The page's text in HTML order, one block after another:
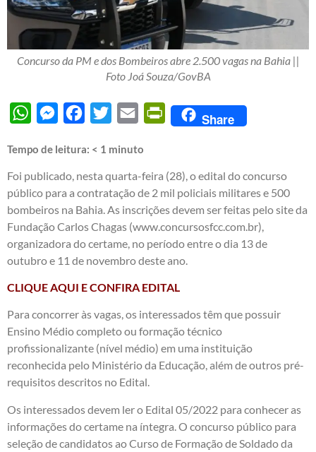
Concurso da PM e dos Bombeiros abre 2.500 vagas na Bahia ||
Foto Joá Souza/GovBA
WhatsAppMessengerFacebook
Twitter Email PrintFriendly
Share
Tempo de leitura: < 1 minuto
Foi publicado, nesta quarta-feira (28), o edital do concurso
público para a contratação de 2 mil policiais militares e 500
bombeiros na Bahia. As inscrições devem ser feitas pelo site da
Fundação Carlos Chagas (www.concursosfcc.com.br),
organizadora do certame, no período entre o dia 13 de
outubro e 11 de novembro deste ano.
CLIQUE AQUI E CONFIRA EDITAL
Para concorrer às vagas, os interessados têm que possuir
Ensino Médio completo ou formação técnico
profissionalizante (nível médio) em uma instituição
reconhecida pelo Ministério da Educação, além de outros pré-
requisitos descritos no Edital.
Os interessados devem ler o Edital 05/2022 para conhecer as
informações do certame na íntegra. O concurso público para
seleção de candidatos ao Curso de Formação de Soldado da